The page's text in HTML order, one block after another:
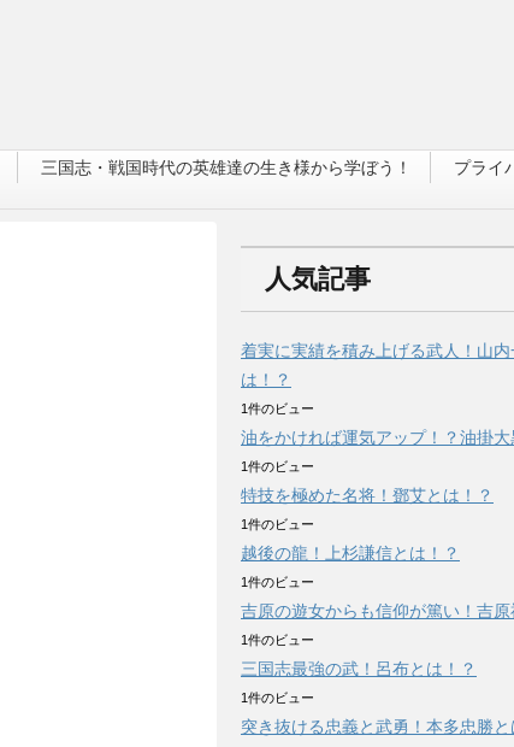
三国志・戦国時代の英雄達の生き様から学ぼう！
プライ
人気記事
着実に実績を積み上げる武人！山内
は！？
1件のビュー
油をかければ運気アップ！？油掛大
1件のビュー
特技を極めた名将！鄧艾とは！？
1件のビュー
越後の龍！上杉謙信とは！？
1件のビュー
吉原の遊女からも信仰が篤い！吉原
1件のビュー
三国志最強の武！呂布とは！？
1件のビュー
突き抜ける忠義と武勇！本多忠勝と